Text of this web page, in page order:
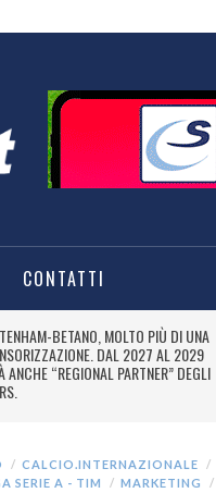
CONTATTI
BETANO, MOLTO PIÙ DI UNA
DAL 2027 AL 2029
ANCHE “REGIONAL PARTNER” DEGLI
CALCIO.INTERNAZIONALE
SERIE A - TIM MARKETING